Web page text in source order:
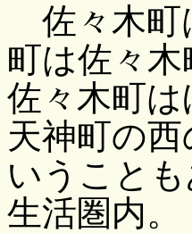
佐々木町
町は佐々
佐々木町
天神町の
いうこと
生活圏内。